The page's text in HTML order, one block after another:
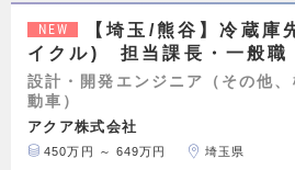
NEW
【埼玉/熊谷】冷蔵
イクル) 担当課長・一般職
設計・開発エンジニア（その他
動車）
アクア株式会社
450万円 ～ 649万円 埼玉県